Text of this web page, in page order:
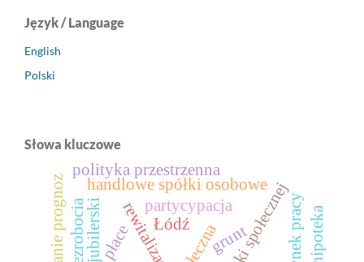
Język / Language
English
Polski
Słowa kluczowe
rewitalizacja
partycypacja
handlowe spółki osobowe
polityka przestrzenna
płace rynek pracy
grunt hipoteka
Łódź